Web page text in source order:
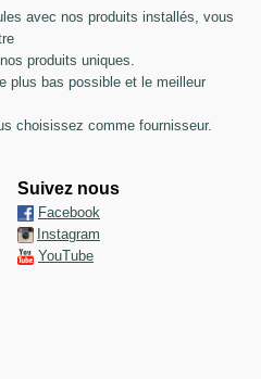
avec nos produits installés, vous
produits uniques.
plus bas possible et le meilleur
choisissez comme fournisseur.
Suivez nous
Facebook
Instagram
YouTube